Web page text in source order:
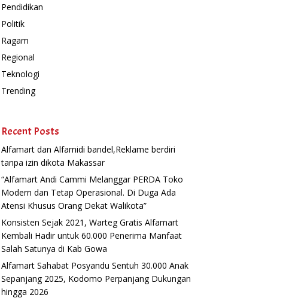
Pendidikan
Politik
Ragam
Regional
Teknologi
Trending
Recent Posts
Alfamart dan Alfamidi bandel,Reklame berdiri
tanpa izin dikota Makassar
“Alfamart Andi Cammi Melanggar PERDA Toko
Modern dan Tetap Operasional. Di Duga Ada
Atensi Khusus Orang Dekat Walikota”
Konsisten Sejak 2021, Warteg Gratis Alfamart
Kembali Hadir untuk 60.000 Penerima Manfaat
Salah Satunya di Kab Gowa
Alfamart Sahabat Posyandu Sentuh 30.000 Anak
Sepanjang 2025, Kodomo Perpanjang Dukungan
hingga 2026